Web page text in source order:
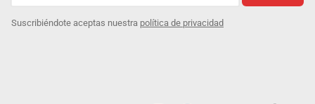
Suscribiéndote aceptas nuestra política de privacidad